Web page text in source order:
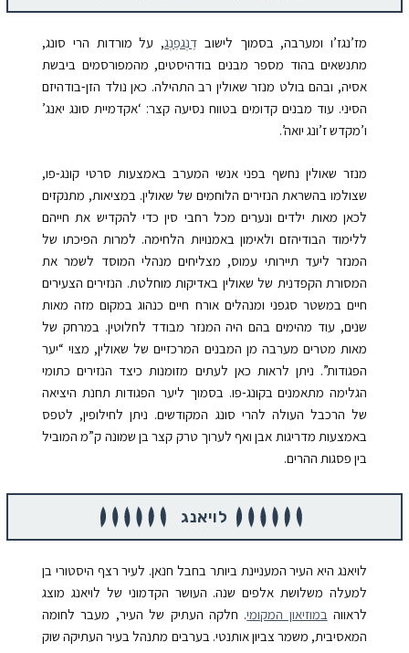
מז’נגז’ו ומערבה, בסמוך לישוב דֶנְגפֶנְג, על מורדות הרי סונג,
מתנשאים בהוד מספר מבנים בודהיסטים, מהמפורסמים ביבשת
אסיה, ובהם בולט מנזר שאולין רב התהילה. כאן נולד הזן-בודהיזם
הסיני. עוד מבנים קדומים בטווח נסיעה קצר: ‘אקדמיית סונג יאנג’
ו’מקדש ז’ונג יואה’.
מנזר שאולין נחשף בפני אנשי המערב באמצעות סרטי קונג-פו,
שצולמו בהשראת הנזירים הלוחמים של שאולין. במציאות, מתנקזים
לכאן מאות ילדים ונערים מכל רחבי סין כדי להקדיש את חייהם
ללימוד הבודיהזם ולאימון באמנויות הלחימה. למרות הפיכתו של
המנזר ליעד תיירותי עמוס, מצליחים מנהלי המוסד לשמר את
המסורת הקפדנית של שאולין באדיקות מוחלטת. הנזירים הצעירים
חיים במשטר סגפני ומנהלים אורח חיים כנהוג במקום מזה מאות
שנים, עוד מהימים בהם היה המנזר מבודד לחלוטין. במרחק של
מאות מטרים מערבה מן המבנים המרכזיים של שאולין, מצוי “יער
הפגודות”. ניתן לראות כאן לעתים מזומנות כיצד הנזירים כתומי
הגלימה מתאמנים בקונג-פו. בסמוך ליער הפגודות תחנת היציאה
של הרכבל העולה להרי סונג המקודשים. ניתן לחילופין, לטפס
באמצעות מדריגות אבן ואף לערוך טרק קצר בן שמונה ק”מ המוביל
בין פסגות ההרים.
לויאנג
לויאנג היא העיר המעניינת ביותר בחבל חנאן. לעיר רצף היסטורי בן
למעלה משלושת אלפים שנה. העושר הקדמוני של לויאנג מוצג
לראווה במוזיאון המקומי. חלקה העתיק של העיר, מעבר לחומה
המאסיבית, משמר צביון אותנטי. בערבים מתנהל בעיר העתיקה שוק